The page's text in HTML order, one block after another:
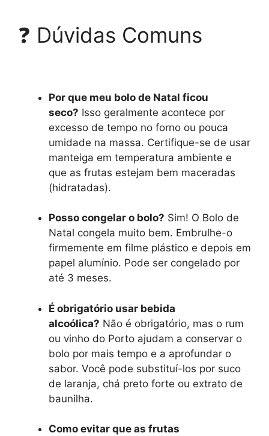
❓ Dúvidas Comuns
Por que meu bolo de Natal ficou
seco? Isso geralmente acontece por
excesso de tempo no forno ou pouca
umidade na massa. Certifique-se de usar
manteiga em temperatura ambiente e
que as frutas estejam bem maceradas
(hidratadas).
Posso congelar o bolo? Sim! O Bolo de
Natal congela muito bem. Embrulhe-o
firmemente em filme plástico e depois em
papel alumínio. Pode ser congelado por
até 3 meses.
É obrigatório usar bebida
alcoólica? Não é obrigatório, mas o rum
ou vinho do Porto ajudam a conservar o
bolo por mais tempo e a aprofundar o
sabor. Você pode substituí-los por suco
de laranja, chá preto forte ou extrato de
baunilha.
Como evitar que as frutas